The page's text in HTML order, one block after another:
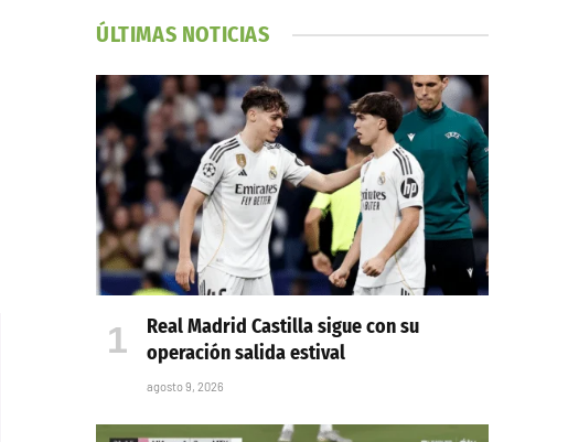
ÚLTIMAS NOTICIAS
Real Madrid Castilla sigue con su
operación salida estival
agosto 9, 2026